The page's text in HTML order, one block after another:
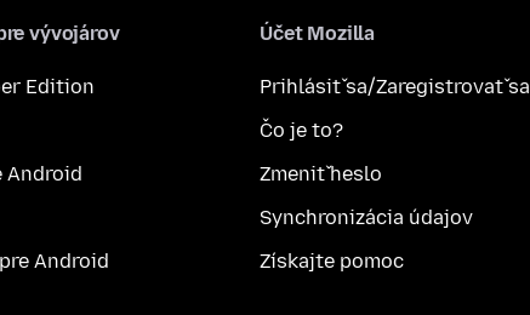
vývojárov
Edition
Android
Android
Účet Mozilla
Prihlásiť sa/Zaregistrovať sa
Čo je to?
Zmeniť heslo
Synchronizácia údajov
Získajte pomoc